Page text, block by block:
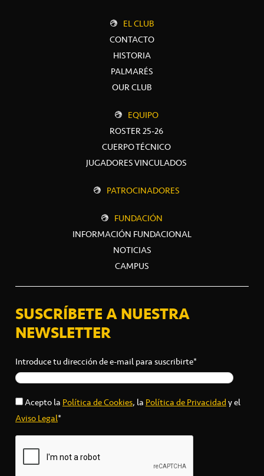
EL CLUB
CONTACTO
HISTORIA
PALMARÉS
OUR CLUB
EQUIPO
ROSTER 25-26
CUERPO TÉCNICO
JUGADORES VINCULADOS
PATROCINADORES
FUNDACIÓN
INFORMACIÓN FUNDACIONAL
NOTICIAS
CAMPUS
SUSCRÍBETE A NUESTRA
NEWSLETTER
Introduce tu dirección de e-mail para suscribirte*
Acepto laPolítica de Cookies, laPolítica de Privacidady el
Aviso Legal*